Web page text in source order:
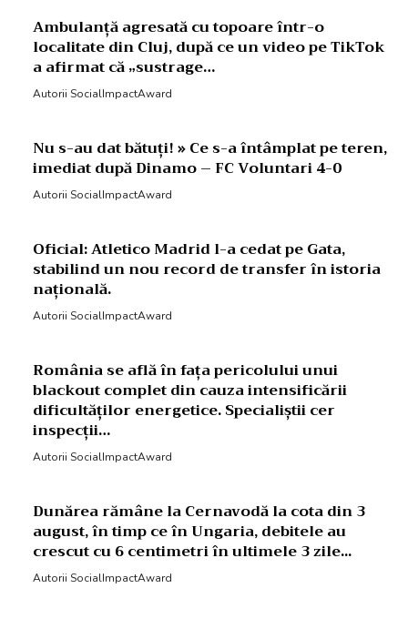
Ambulanță agresată cu topoare într-o
localitate din Cluj, după ce un video pe TikTok
a afirmat că „sustrage…
Autorii SocialImpactAward
Nu s-au dat bătuți! » Ce s-a întâmplat pe teren,
imediat după Dinamo – FC Voluntari 4-0
Autorii SocialImpactAward
Oficial: Atletico Madrid l-a cedat pe Gata,
stabilind un nou record de transfer în istoria
națională.
Autorii SocialImpactAward
România se află în fața pericolului unui
blackout complet din cauza intensificării
dificultăților energetice. Specialiștii cer
inspecții…
Autorii SocialImpactAward
Dunărea rămâne la Cernavodă la cota din 3
august, în timp ce în Ungaria, debitele au
crescut cu 6 centimetri în ultimele 3 zile...
Autorii SocialImpactAward